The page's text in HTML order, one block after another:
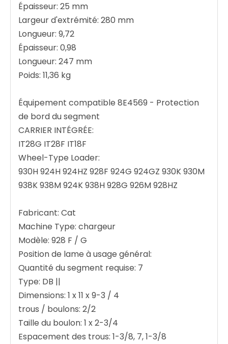
Épaisseur: 25 mm
Largeur d'extrémité: 280 mm
Longueur: 9,72
Épaisseur: 0,98
Longueur: 247 mm
Poids: 11,36 kg
Équipement compatible 8E4569 - Protection
de bord du segment
CARRIER INTÉGRÉE:
IT28G IT28F IT18F
Wheel-Type Loader:
930H 924H 924HZ 928F 924G 924GZ 930K 930M
938K 938M 924K 938H 928G 926M 928HZ
Fabricant: Cat
Machine Type: chargeur
Modèle: 928 F / G
Position de lame à usage général:
Quantité du segment requise: 7
Type: DB ||
Dimensions: 1 x 11 x 9-3 / 4
trous / boulons: 2/2
Taille du boulon: 1 x 2-3/4
Espacement des trous: 1-3/8, 7, 1-3/8